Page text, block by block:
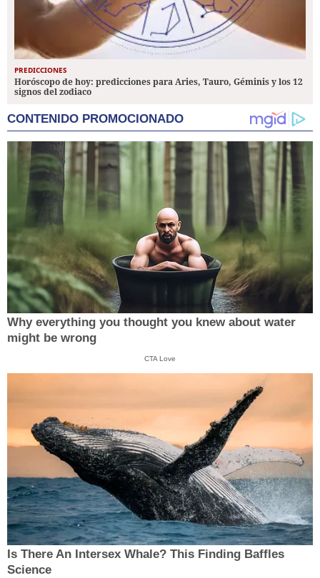
PREDICCIONES
Horóscopo de hoy: predicciones para Aries, Tauro, Géminis y los 12
signos del zodiaco
CONTENIDO PROMOCIONADO
Why everything you thought you knew about water
might be wrong
CTA Love
Is There An Intersex Whale? This Finding Baffles
Science